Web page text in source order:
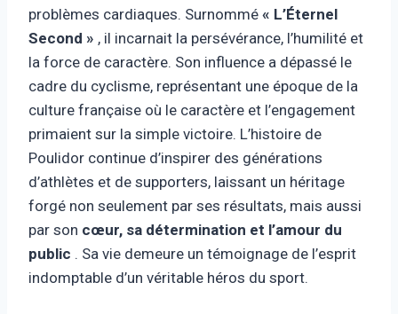
problèmes cardiaques. Surnommé « L’Éternel
Second » , il incarnait la persévérance, l’humilité et
la force de caractère. Son influence a dépassé le
cadre du cyclisme, représentant une époque de la
culture française où le caractère et l’engagement
primaient sur la simple victoire. L’histoire de
Poulidor continue d’inspirer des générations
d’athlètes et de supporters, laissant un héritage
forgé non seulement par ses résultats, mais aussi
par son cœur, sa détermination et l’amour du
public . Sa vie demeure un témoignage de l’esprit
indomptable d’un véritable héros du sport.